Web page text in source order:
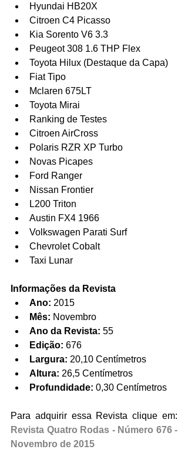
Hyundai HB20X
Citroen C4 Picasso
Kia Sorento V6 3.3
Peugeot 308 1.6 THP Flex
Toyota Hilux (Destaque da Capa)
Fiat Tipo
Mclaren 675LT
Toyota Mirai
Ranking de Testes
Citroen AirCross
Polaris RZR XP Turbo
Novas Picapes
Ford Ranger
Nissan Frontier
L200 Triton
Austin FX4 1966
Volkswagen Parati Surf
Chevrolet Cobalt
Taxi Lunar
Informações da Revista
Ano: 2015
Mês: Novembro
Ano da Revista: 55
Edição: 676
Largura: 20,10 Centímetros
Altura: 26,5 Centímetros
Profundidade: 0,30 Centímetros
Revista Quatro Rodas - Número 676 -
Novembro de 2015